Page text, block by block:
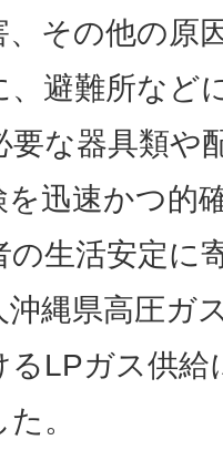
その他の原
、避難所など
な器具類や
迅速かつ的
の生活安定に
沖縄県高圧ガ
るLPガス供
。